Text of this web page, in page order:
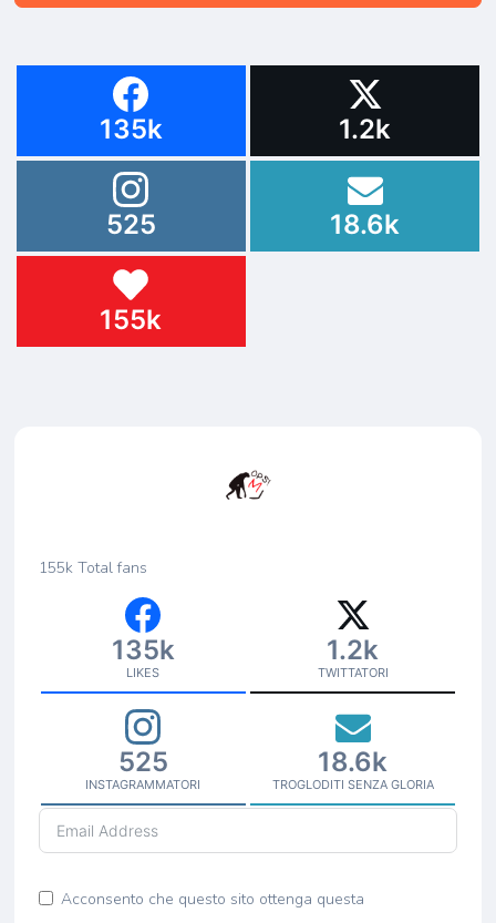
135k 1.2k
525 18.6k
155k
155k Total fans
135k
LIKES
1.2k
TWITTATORI
525
INSTAGRAMMATORI
18.6k
TROGLODITI SENZA GLORIA
Acconsento che questo sito ottenga questa